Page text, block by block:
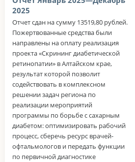
2025
Отчет сдан на сумму 13519,80 рублей.
Пожертвованные средства были
направлены на оплату реализация
проекта «Скрининг диабетической
ретинопатии» в Алтайском крае,
результат которой позволит
содействовать в комплексном
решении задач региона по
реализации мероприятий
программы по борьбе с сахарным
диабетом: оптимизировать рабочий
процесс, сберечь ресурс врачей-
офтальмологов и передать функции
по первичной диагностике